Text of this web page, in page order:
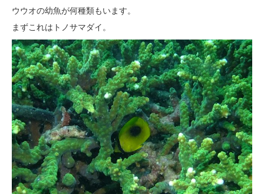
ウウオの幼魚が何種類もいます。
まずこれはトノサマダイ。